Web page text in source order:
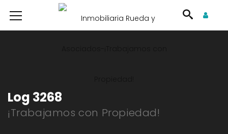
Log 3268
¡Trabajamos con Propiedad!